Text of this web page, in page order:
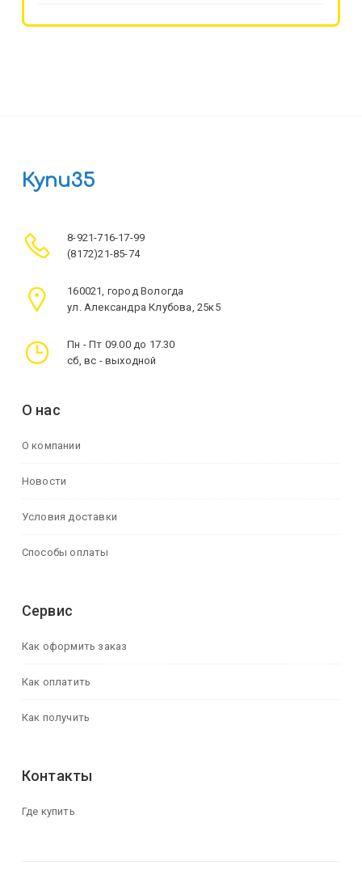
Купи35
8-921-716-17-99
(8172)21-85-74
160021, город Вологда
ул. Александра Клубова, 25к5
Пн - Пт 09.00 до 17.30
сб, вс - выходной
О нас
О компании
Новости
Условия доставки
Способы оплаты
Сервис
Как оформить заказ
Как оплатить
Как получить
Контакты
Где купить